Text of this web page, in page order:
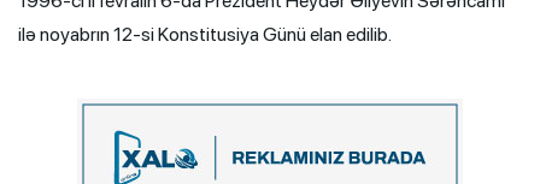
ilə noyabrın 12-si Konstitusiya Günü elan edilib.